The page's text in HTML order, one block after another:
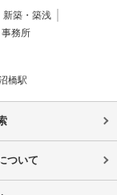
新築・築浅
事務所
橋駅
ついて